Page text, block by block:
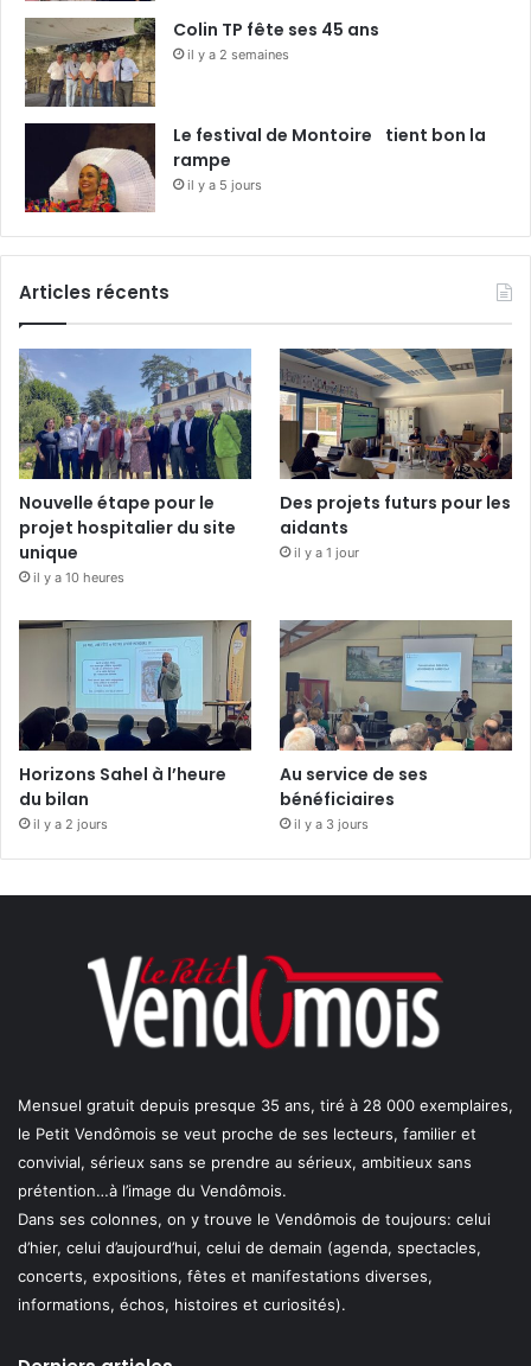
Colin TP fête ses 45 ans
il y a 2 semaines
Le festival de Montoire tient bon la
rampe
il y a 5 jours
Articles récents
Nouvelle étape pour le
projet hospitalier du site
unique
il y a 10 heures
Des projets futurs pour les
aidants
il y a 1 jour
Horizons Sahel à l’heure
du bilan
il y a 2 jours
Au service de ses
bénéficiaires
il y a 3 jours
Mensuel gratuit depuis presque 35 ans, tiré à 28 000 exemplaires,
le Petit Vendômois se veut proche de ses lecteurs, familier et
convivial, sérieux sans se prendre au sérieux, ambitieux sans
prétention…à l’image du Vendômois.
Dans ses colonnes, on y trouve le Vendômois de toujours: celui
d’hier, celui d’aujourd’hui, celui de demain (agenda, spectacles,
concerts, expositions, fêtes et manifestations diverses,
informations, échos, histoires et curiosités).